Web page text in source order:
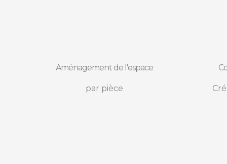
Aménagement de l'espace
par pièce